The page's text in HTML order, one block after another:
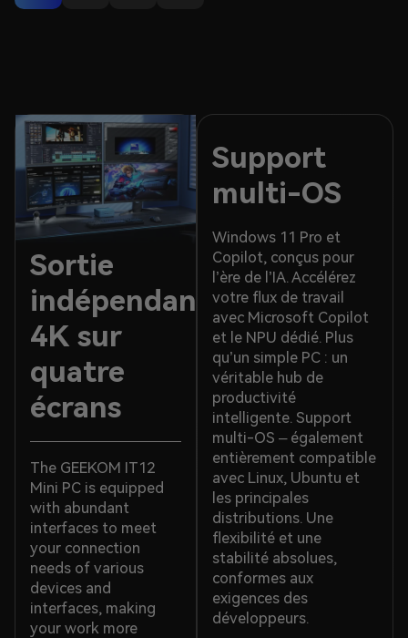
Sortie
indépendante
4K sur
quatre
écrans
The GEEKOM IT12
Mini PC is equipped
with abundant
interfaces to meet
your connection
needs of various
devices and
interfaces, making
your work more
Support
multi-OS
Windows 11 Pro et
Copilot, conçus pour
l’ère de l’IA. Accélérez
votre flux de travail
avec Microsoft Copilot
et le NPU dédié. Plus
qu’un simple PC : un
véritable hub de
productivité
intelligente. Support
multi-OS – également
entièrement compatible
avec Linux, Ubuntu et
les principales
distributions. Une
flexibilité et une
stabilité absolues,
conformes aux
exigences des
développeurs.